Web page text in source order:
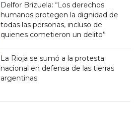
Delfor Brizuela: “Los derechos
humanos protegen la dignidad de
todas las personas, incluso de
quienes cometieron un delito”
La Rioja se sumó a la protesta
nacional en defensa de las tierras
argentinas